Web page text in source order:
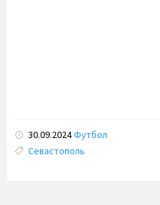
30.09.2024Футбол
Tags:
Севастополь